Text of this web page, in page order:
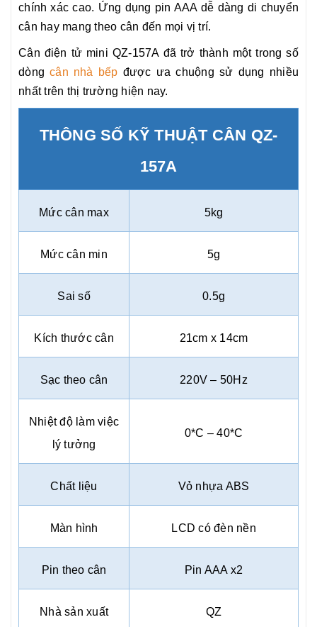
chính xác cao. Ứng dụng pin AAA dễ dàng di chuyển
cân hay mang theo cân đến mọi vị trí.
Cân điện tử mini QZ-157A đã trở thành một trong số
dòngcân nhà bếp được ưa chuộng sử dụng nhiều
nhất trên thị trường hiện nay.
THÔNG SỐ KỸ THUẬT CÂN QZ-
157A
Mức cân max 5kg
Mức cân min 5g
Sai số 0.5g
Kích thước cân 21cm x 14cm
Sạc theo cân 220V – 50Hz
Nhiệt độ làm việc
lý tưởng
0*C – 40*C
Chất liệu Vỏ nhựa ABS
Màn hình LCD có đèn nền
Pin theo cân Pin AAA x2
Nhà sản xuất QZ